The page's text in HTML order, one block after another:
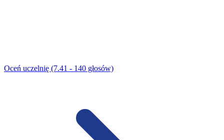
Oceń uczelnię (7.41 - 140 głosów)